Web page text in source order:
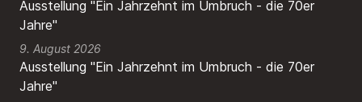
Ausstellung "Ein Jahrzehnt im Umbruch - die 70er
Jahre"
9. August 2026
Ausstellung "Ein Jahrzehnt im Umbruch - die 70er
Jahre"